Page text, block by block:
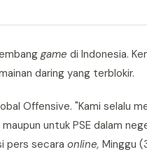
game di Indonesia.
daring yang terblokir.
Offensive. "Kami selalu
untuk PSE dalam
pers secara online, Minggu